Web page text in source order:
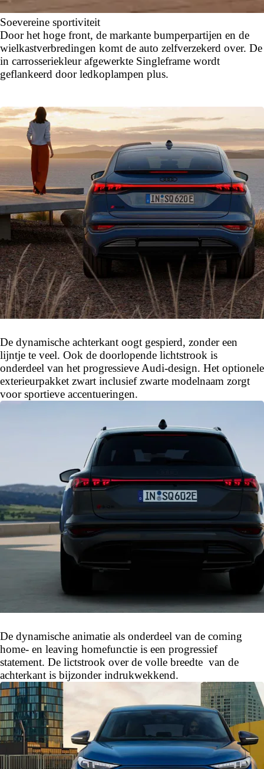
Soevereine sportiviteit
Door het hoge front, de markante bumperpartijen en de
wielkastverbredingen komt de auto zelfverzekerd over. De
in carrosseriekleur afgewerkte Singleframe wordt
geflankeerd door ledkoplampen plus.
De dynamische achterkant oogt gespierd, zonder een
lijntje te veel. Ook de doorlopende lichtstrook is
onderdeel van het progressieve Audi-design. Het optionele
exterieurpakket zwart inclusief zwarte modelnaam zorgt
voor sportieve accentueringen.
De dynamische animatie als onderdeel van de coming
home- en leaving homefunctie is een progressief
statement. De lictstrook over de volle breedte van de
achterkant is bijzonder indrukwekkend.